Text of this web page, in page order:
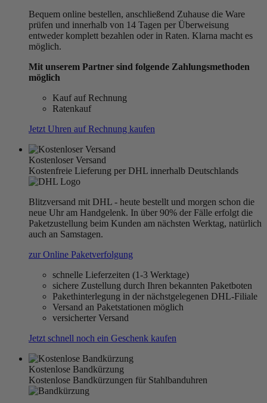
Bequem online bestellen, anschließend Zuhause die Ware
prüfen und innerhalb von 14 Tagen per Überweisung
entweder komplett bezahlen oder in Raten. Klarna macht es
möglich.
Mit unserem Partner sind folgende Zahlungsmethoden
möglich
Kauf auf Rechnung
Ratenkauf
Jetzt Uhren auf Rechnung kaufen
Kostenloser Versand
Kostenfreie Lieferung per DHL innerhalb Deutschlands
Blitzversand mit DHL - heute bestellt und morgen schon die
neue Uhr am Handgelenk. In über 90% der Fälle erfolgt die
Paketzustellung beim Kunden am nächsten Werktag, natürlich
auch an Samstagen.
zur Online Paketverfolgung
schnelle Lieferzeiten (1-3 Werktage)
sichere Zustellung durch Ihren bekannten Paketboten
Pakethinterlegung in der nächstgelegenen DHL-Filiale
Versand an Paketstationen möglich
versicherter Versand
Jetzt schnell noch ein Geschenk kaufen
Kostenlose Bandkürzung
Kostenlose Bandkürzungen für Stahlbanduhren